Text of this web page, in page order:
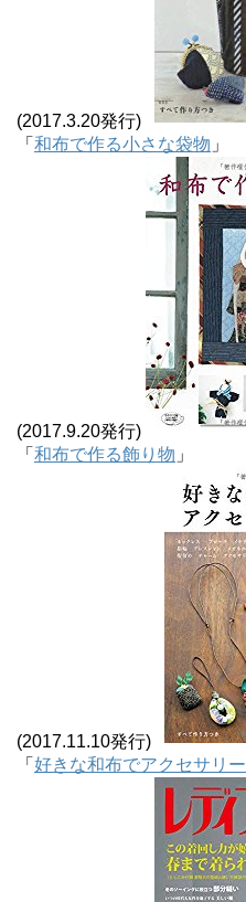
(2017.3.20発行)
「 和布で作る小さな袋物 」
(2017.9.20発行)
「 和布で作る飾り物 」
(2017.11.10発行)
「 好きな和布でアクセサリー